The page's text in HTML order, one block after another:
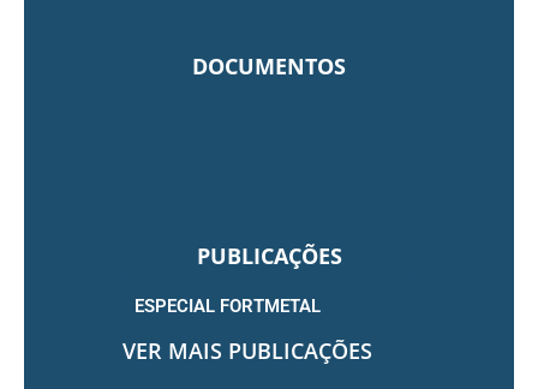
DOCUMENTOS
PUBLICAÇÕES
ESPECIAL FORTMETAL
VER MAIS PUBLICAÇÕES